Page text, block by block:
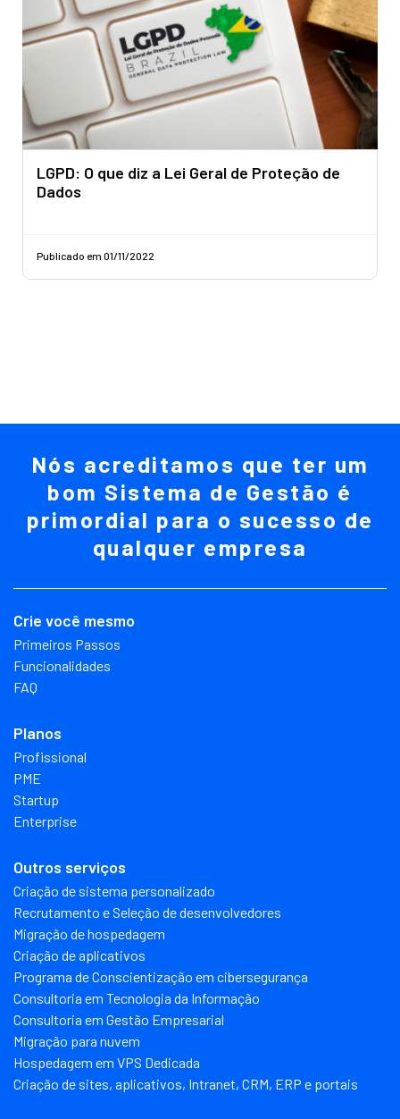
LGPD: O que diz a Lei Geral de Proteção de
Dados
Publicado em 01/11/2022
Nós acreditamos que ter um
bom Sistema de Gestão é
primordial para o sucesso de
qualquer empresa
Crie você mesmo
Primeiros Passos
Funcionalidades
FAQ
Planos
Profissional
PME
Startup
Enterprise
Outros serviços
Criação de sistema personalizado
Recrutamento e Seleção de desenvolvedores
Migração de hospedagem
Criação de aplicativos
Programa de Conscientização em cibersegurança
Consultoria em Tecnologia da Informação
Consultoria em Gestão Empresarial
Migração para nuvem
Hospedagem em VPS Dedicada
Criação de sites, aplicativos, Intranet, CRM, ERP e portais